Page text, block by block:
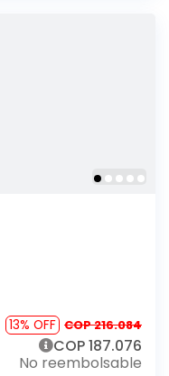
13% OFF COP 216.084
COP 187.076
No reembolsable